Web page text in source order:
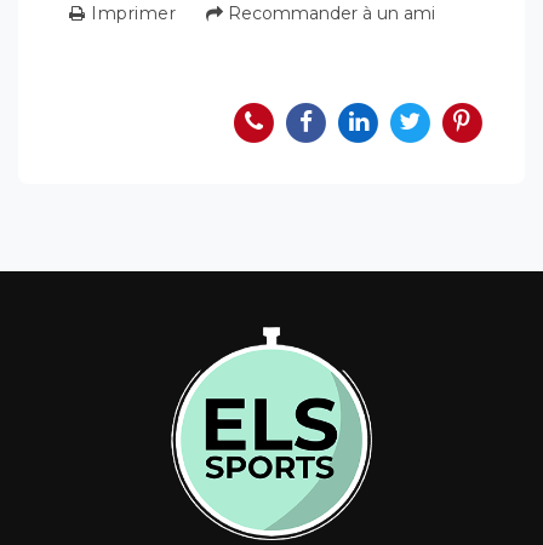
Imprimer Recommander à un ami